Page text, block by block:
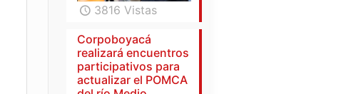
3816 Vistas
Corpoboyacá
realizará encuentros
participativos para
actualizar el POMCA